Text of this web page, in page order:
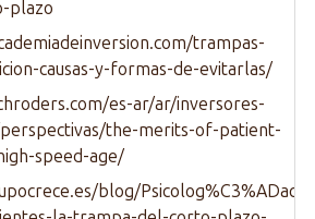
plazo
trampas-
causas-y-formas-de-evitarlas/
es-ar/ar/inversores-
the-merits-of-patient-
speed-age/
blog/